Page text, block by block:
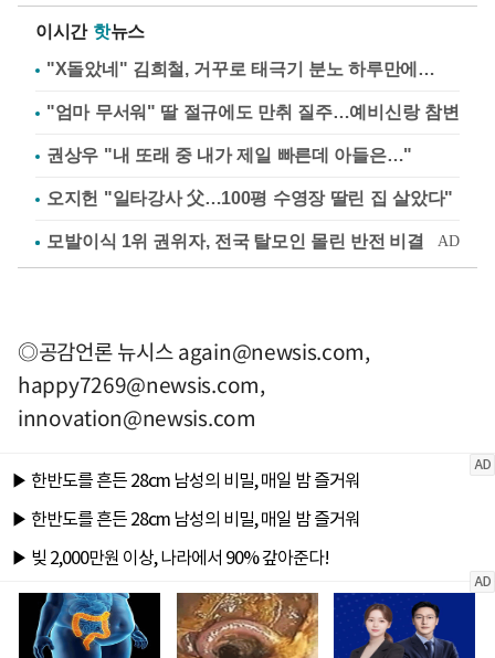
이시간 핫뉴스
"X돌았네" 김희철, 거꾸로 태극기 분노 하루만에…
"엄마 무서워" 딸 절규에도 만취 질주…예비신랑 참변
권상우 "내 또래 중 내가 제일 빠른데 아들은…"
오지헌 "일타강사 父…100평 수영장 딸린 집 살았다"
◎공감언론 뉴시스again@newsis.com,
happy7269@newsis.com,
innovation@newsis.com